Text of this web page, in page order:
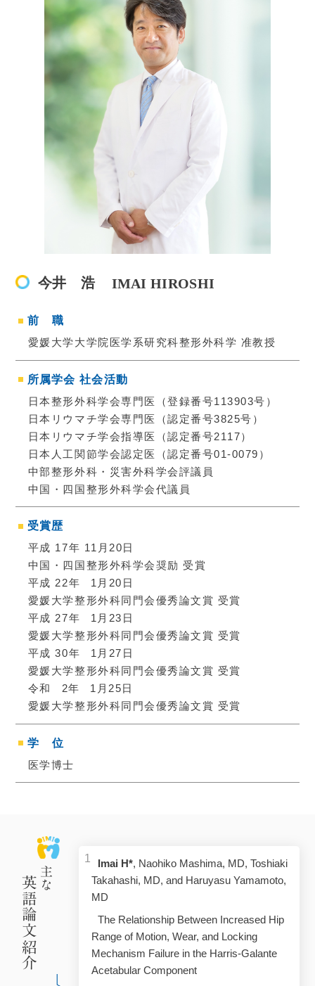
今井 浩 IMAI HIROSHI
前 職
愛媛大学大学院医学系研究科整形外科学 准教授
所属学会 社会活動
日本整形外科学会専門医（登録番号113903号）
日本リウマチ学会専門医（認定番号3825号）
日本リウマチ学会指導医（認定番号2117）
日本人工関節学会認定医（認定番号01-0079）
中部整形外科・災害外科学会評議員
中国・四国整形外科学会代議員
受賞歴
平成 17年 11月20日
中国・四国整形外科学会奨励 受賞
平成 22年
1 月20日
愛媛大学整形外科同門会優秀論文賞 受賞
平成 27年
1 月23日
愛媛大学整形外科同門会優秀論文賞 受賞
平成 30年
1 月27日
愛媛大学整形外科同門会優秀論文賞 受賞
令和
2年 1 月25日
愛媛大学整形外科同門会優秀論文賞 受賞
学 位
医学博士
主な
英語論文紹介
Imai H*, Naohiko Mashima, MD, Toshiaki
Takahashi, MD, and Haruyasu Yamamoto,
MD
The Relationship Between Increased Hip
Range of Motion, Wear, and Locking
Mechanism Failure in the Harris-Galante
Acetabular Component